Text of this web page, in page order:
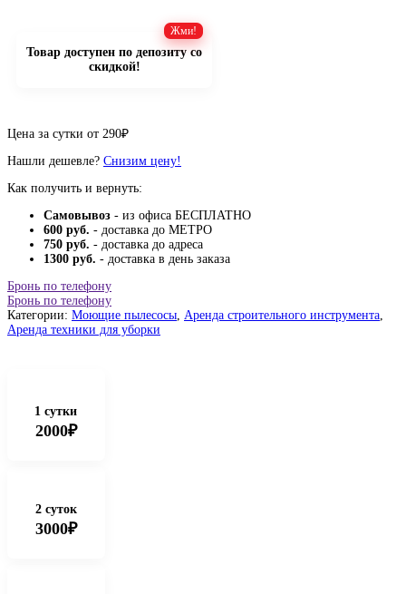
Товар доступен по депозиту со
скидкой!
Цена за сутки от 290₽
Нашли дешевле? Снизим цену!
Как получить и вернуть:
Самовывоз - из офиса БЕСПЛАТНО
600 руб. - доставка до МЕТРО
750 руб. - доставка до адреса
1300 руб. - доставка в день заказа
Бронь по телефону
Бронь по телефону
Категории: Моющие пылесосы, Аренда строительного инструмента,
Аренда техники для уборки
1 сутки
2000₽
2 суток
3000₽